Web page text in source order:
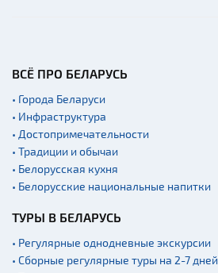
ВСЁ ПРО БЕЛАРУСЬ
• Города Беларуси
• Инфраструктура
• Достопримечательности
• Традиции и обычаи
• Белорусская кухня
• Белорусские национальные напитки
ТУРЫ В БЕЛАРУСЬ
• Регулярные однодневные экскурсии
• Сборные регулярные туры на 2-7 дней